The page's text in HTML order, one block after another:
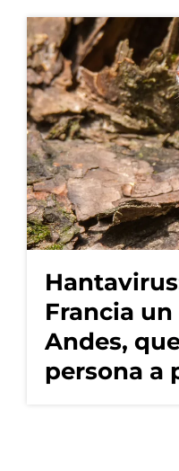
Francia un
Andes,
persona a